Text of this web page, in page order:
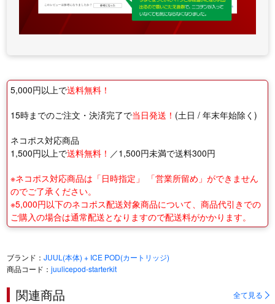
5,000円以上で送料無料！
15時までのご注文・決済完了で当日発送！ (土日 / 年末年始除く)
ネコポス対応商品
1,500円以上で送料無料！ ／1,500円未満で送料300円
※ネコポス対応商品は「日時指定」 「営業所留め」ができません
のでご了承ください。
※5,000円以下のネコポス配送対象商品について、商品代引きでの
ご購入の場合は通常配送となりますので配送料がかかります。
ブランド：JUUL(本体) + ICE POD(カートリッジ)
商品コード：juulicepod-starterkit
関連商品 全て見る